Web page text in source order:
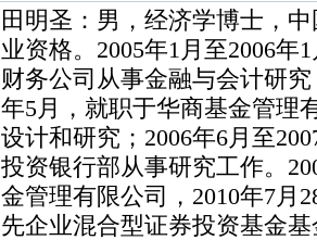
田明圣：男，经济学博士，
业资格。2005年1月至2006年
财务公司从事金融与会计研究
年5月，就职于华商基金管理
设计和研究；2006年6月至
投资银行部从事研究工作。
金管理有限公司，2010年7月
先企业混合型证券投资基金